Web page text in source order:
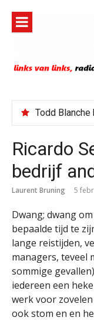
inhoud
Ricardo
bedrijf
Laurent Bruning 5
Dwang; dwang
bepaalde tijd te
lange reistijden,
managers, teveel
sommige
iedereen een
werk voor
ook stom en en